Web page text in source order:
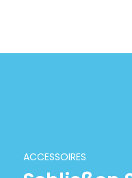
ACCESSOIRES